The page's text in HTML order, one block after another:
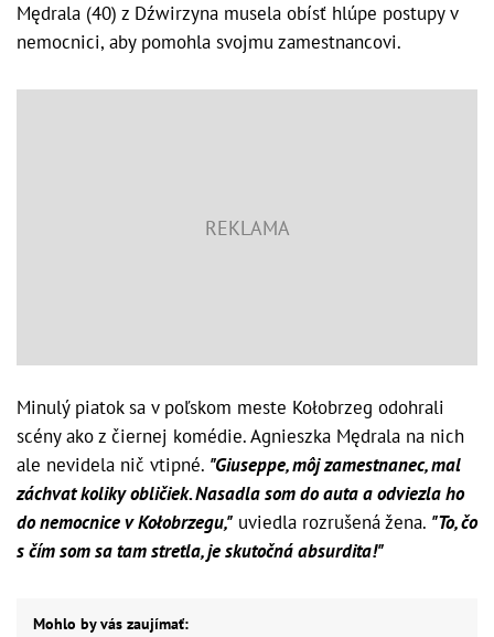
Mędrala (40) z Dźwirzyna musela obísť hlúpe postupy v
nemocnici, aby pomohla svojmu zamestnancovi.
Minulý piatok sa v poľskom meste Kołobrzeg odohrali
scény ako z čiernej komédie. Agnieszka Mędrala na nich
ale nevidela nič vtipné. "Giuseppe, môj zamestnanec, mal
záchvat koliky obličiek. Nasadla som do auta a odviezla ho
do nemocnice v Kołobrzegu," uviedla rozrušená žena. "To, čo
s čím som sa tam stretla, je skutočná absurdita!"
Mohlo by vás zaujímať: